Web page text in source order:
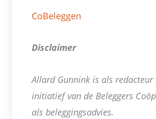
CoBeleggen
Disclaimer
Allard Gunnink is als
initiatief van de Beleggers
als beleggingsadvies.